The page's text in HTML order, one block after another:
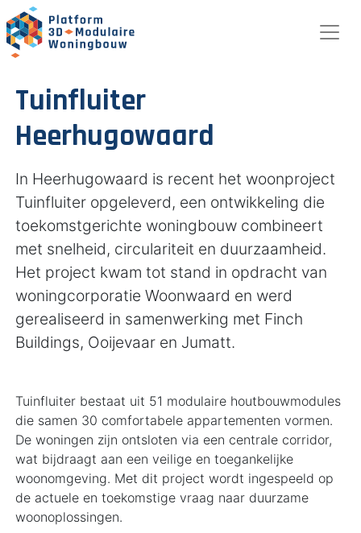
Tuinfluiter
Heerhugowaard
In Heerhugowaard is recent het woonproject
Tuinfluiter opgeleverd, een ontwikkeling die
toekomstgerichte woningbouw combineert
met snelheid, circulariteit en duurzaamheid.
Het project kwam tot stand in opdracht van
woningcorporatie Woonwaard en werd
gerealiseerd in samenwerking met Finch
Buildings, Ooijevaar en Jumatt.
Tuinfluiter bestaat uit 51 modulaire houtbouwmodules
die samen 30 comfortabele appartementen vormen.
De woningen zijn ontsloten via een centrale corridor,
wat bijdraagt aan een veilige en toegankelijke
woonomgeving. Met dit project wordt ingespeeld op
de actuele en toekomstige vraag naar duurzame
woonoplossingen.